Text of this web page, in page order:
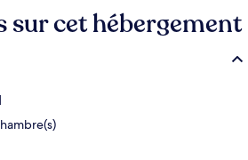
aussi parmi les points saillants. Les autres
serviable.
sur cet hébergement